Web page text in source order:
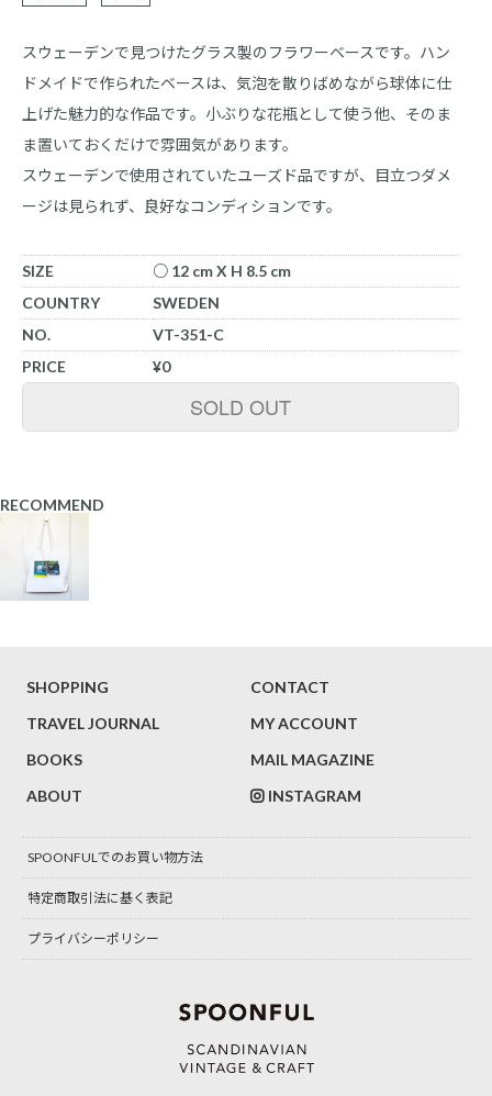
スウェーデンで見つけたグラス製のフラワーベースです。ハン
ドメイドで作られたベースは、気泡を散りばめながら球体に仕
上げた魅力的な作品です。小ぶりな花瓶として使う他、そのま
ま置いておくだけで雰囲気があります。
スウェーデンで使用されていたユーズド品ですが、目立つダメ
ージは見られず、良好なコンディションです。
SIZE
○ 12 cm X H 8.5 cm
COUNTRY
SWEDEN
NO.
VT-351-C
PRICE
¥0
SOLD OUT
RECOMMEND
SHOPPING
TRAVEL JOURNAL
BOOKS
ABOUT
CONTACT
MY ACCOUNT
MAIL MAGAZINE
INSTAGRAM
SPOONFULでのお買い物方法
特定商取引法に基く表記
プライバシーポリシー